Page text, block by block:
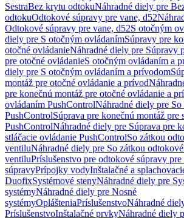
SestraBez krytu odtokuNáhradné diely pre
odtokuOdtokové súpravy pre vane, d52
Odtokové súpravy pre vane, d52S otočným
diely pre S otočným ovládanímSúpravy pre
otočné ovládanieNáhradné diely pre Súpravy
pre otočné ovládanieS otočným ovládaním a
diely pre S otočným ovládaním a prívodom
montáž pre otočné ovládanie a prívod
pre konečnú montáž pre otočné ovládanie a
ovládaním PushControlNáhradné diely pre
PushControlSúprava pre konečnú montáž pre
PushControlNáhradné diely pre Súprava pre
stláčacie ovládanie PushControlSo zátkou
ventiluNáhradné diely pre So zátkou
ventiluPríslušenstvo pre odtokové súpravy pre
súpravyPrípojky vodyInštalačné a
DuofixSystémové stenyNáhradné diely pre
systémyNáhradné diely pre Nosné
systémyOplášteniaPríslušenstvoNáhradné
PríslušenstvoInštalačné prvkyNáhradné diely